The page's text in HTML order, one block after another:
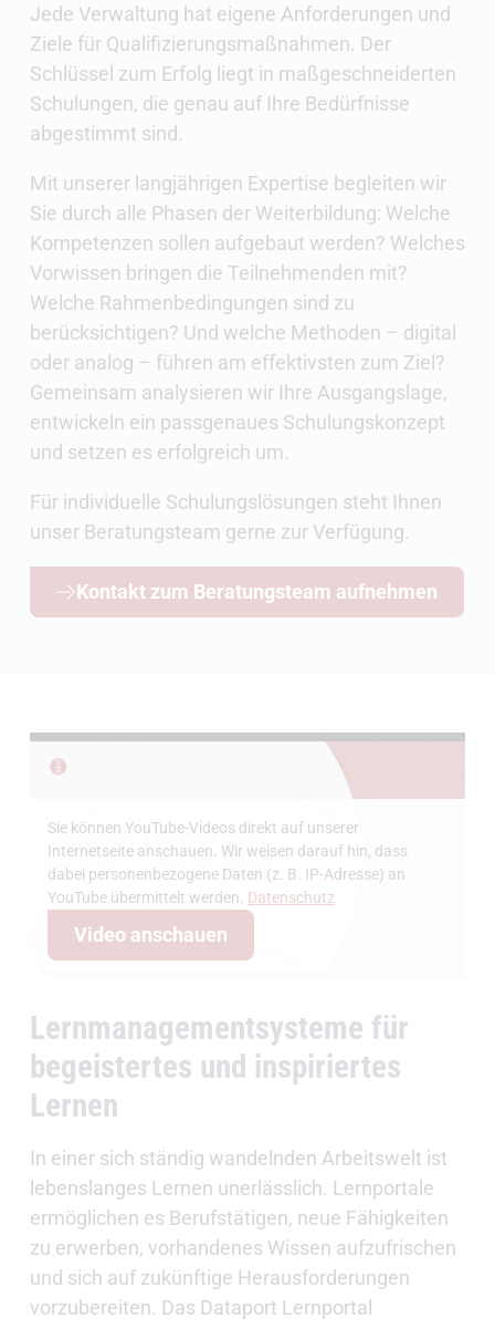
Jede Verwaltung hat eigene Anforderungen und
Ziele für Qualifizierungsmaßnahmen. Der
Schlüssel zum Erfolg liegt in maßgeschneiderten
Schulungen, die genau auf Ihre Bedürfnisse
abgestimmt sind.
Mit unserer langjährigen Expertise begleiten wir
Sie durch alle Phasen der Weiterbildung: Welche
Kompetenzen sollen aufgebaut werden? Welches
Vorwissen bringen die Teilnehmenden mit?
Welche Rahmenbedingungen sind zu
berücksichtigen? Und welche Methoden – digital
oder analog – führen am effektivsten zum Ziel?
Gemeinsam analysieren wir Ihre Ausgangslage,
entwickeln ein passgenaues Schulungskonzept
und setzen es erfolgreich um.
Für individuelle Schulungslösungen steht Ihnen
unser Beratungsteam gerne zur Verfügung.
Kontakt zum Beratungsteam aufnehmen
Lernmanagementsysteme für
begeistertes und inspiriertes
Lernen
In einer sich ständig wandelnden Arbeitswelt ist
lebenslanges Lernen unerlässlich. Lernportale
ermöglichen es Berufstätigen, neue Fähigkeiten
zu erwerben, vorhandenes Wissen aufzufrischen
und sich auf zukünftige Herausforderungen
vorzubereiten. Das Dataport Lernportal
Sie können YouTube-Videos direkt auf unserer
Internetseite anschauen. Wir weisen darauf hin, dass
dabei personenbezogene Daten (z. B. IP-Adresse) an
YouTube übermittelt werden. Datenschutz
Video anschauen